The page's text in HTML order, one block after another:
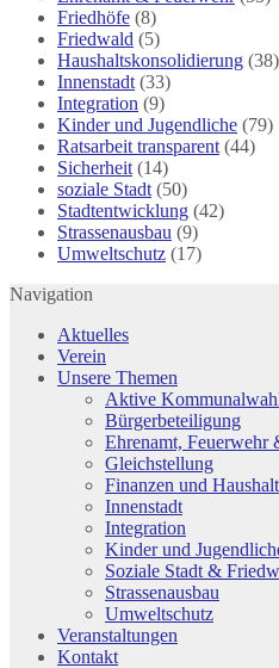
Friedhöfe (8)
Friedwald (5)
Haushaltskonsolidierung (38)
Innenstadt (33)
Integration (9)
Kinder und Jugendliche (79)
Ratsarbeit transparent (44)
Sicherheit (14)
soziale Stadt (50)
Stadtentwicklung (42)
Strassenausbau (9)
Umweltschutz (17)
Navigation
Aktuelles
Verein
Unsere Themen
Aktive
Bürgerbeteiligung
Ehrenamt, Feuerwehr
Gleichstellung
Finanzen und Haushalt
Innenstadt
Integration
Kinder und
Soziale Stadt &
Strassenausbau
Umweltschutz
Veranstaltungen
Kontakt